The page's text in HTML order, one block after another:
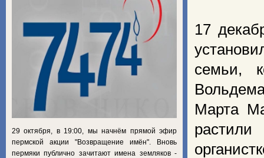
17
семьи,
Марта
29 октября, в 19:00, мы начнём прямой эфир
пермской акции "Возвращение имён". Вновь
пермяки публично зачитают имена земляков -